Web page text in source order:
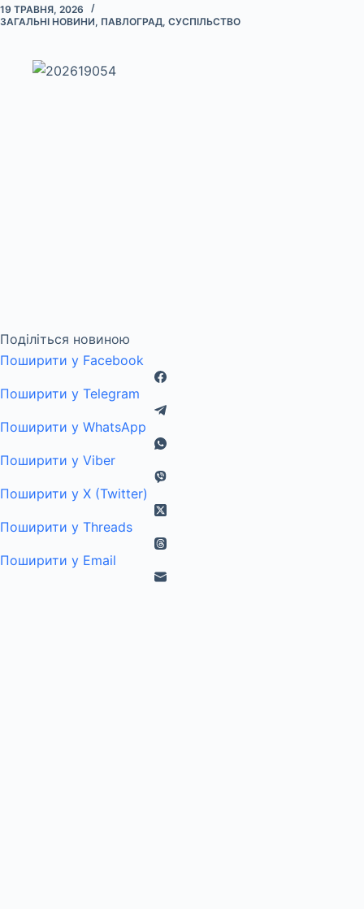
19 ТРАВНЯ, 2026
ЗАГАЛЬНІ НОВИНИ, ПАВЛОГРАД, СУСПІЛЬСТВО
Поділіться новиною
Поширити у Facebook
Поширити у Telegram
Поширити у WhatsApp
Поширити у Viber
Поширити у X (Twitter)
Поширити у Threads
Поширити у Email